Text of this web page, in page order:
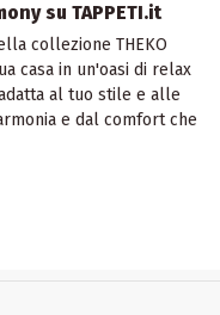
su TAPPETI.it
collezione THEKO
casa in un'oasi di relax
al tuo stile e alle
e dal comfort che